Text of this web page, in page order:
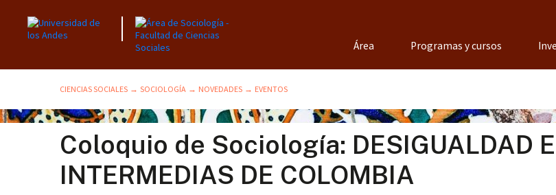
Área Programas y cursos
CIENCIAS SOCIALES → SOCIOLOGÍA → NOVEDADES → EVENTOS
Coloquio de Sociología: DESIGUALDAD
INTERMEDIAS DE COLOMBIA